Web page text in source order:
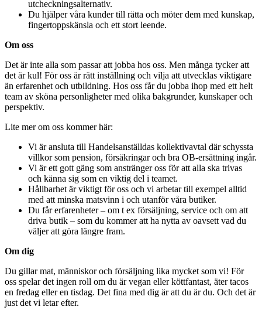
utcheckningsalternativ.
Du hjälper våra kunder till rätta och möter dem med kunskap,
fingertoppskänsla och ett stort leende.
Om oss
Det är inte alla som passar att jobba hos oss. Men många tycker att
det är kul! För oss är rätt inställning och vilja att utvecklas viktigare
än erfarenhet och utbildning. Hos oss får du jobba ihop med ett helt
team av sköna personligheter med olika bakgrunder, kunskaper och
perspektiv.
Lite mer om oss kommer här:
Vi är ansluta till Handelsanställdas kollektivavtal där schyssta
villkor som pension, försäkringar och bra OB-ersättning ingår.
Vi är ett gott gäng som anstränger oss för att alla ska trivas
och känna sig som en viktig del i teamet.
Hållbarhet är viktigt för oss och vi arbetar till exempel alltid
med att minska matsvinn i och utanför våra butiker.
Du får erfarenheter – om t ex försäljning, service och om att
driva butik – som du kommer att ha nytta av oavsett vad du
väljer att göra längre fram.
Om dig
Du gillar mat, människor och försäljning lika mycket som vi! För
oss spelar det ingen roll om du är vegan eller köttfantast, äter tacos
en fredag eller en tisdag. Det fina med dig är att du är du. Och det är
just det vi letar efter.